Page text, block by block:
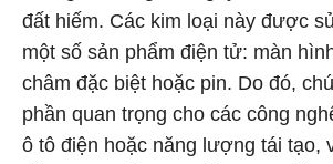
đất hiếm. Các kim loại này được
một số sản phẩm điện tử: màn
châm đặc biệt hoặc pin. Do đó,
phần quan trọng cho các công
ô tô điện hoặc năng lượng tái tạo,